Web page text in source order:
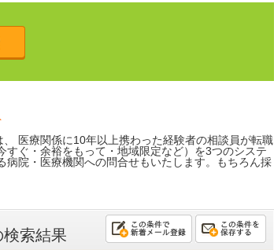
医療関係に10年以上携わった経験者の相談員が転職
ぐ・余裕をもって・地域限定など）を3つのシステ
院・医療機関への問合せもいたします。もちろん採
検索結果